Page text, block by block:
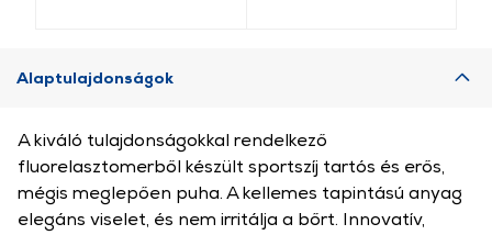
Alaptulajdonságok
A kiváló tulajdonságokkal rendelkező
fluorelasztomerből készült sportszíj tartós és erős,
mégis meglepően puha. A kellemes tapintású anyag
elegáns viselet, és nem irritálja a bőrt. Innovatív,